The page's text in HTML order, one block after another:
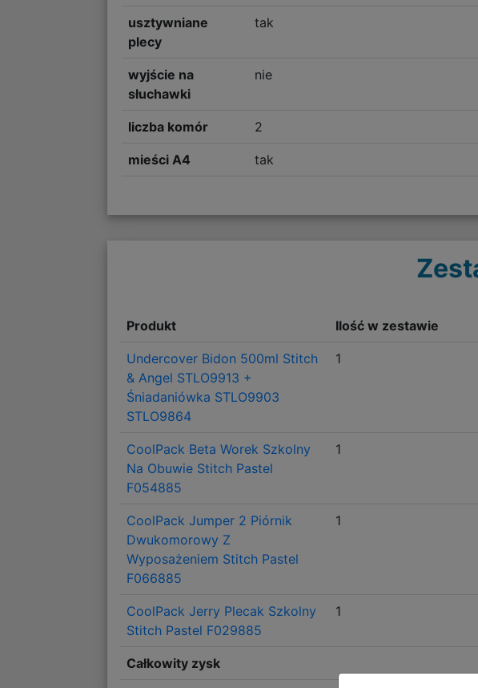
usztywniane
plecy
tak
wyjście na
słuchawki
nie
liczba komór 2
mieści A4 tak
Produkt Ilość w zestawie
Undercover Bidon 500ml Stitch
& Angel STLO9913 +
Śniadaniówka STLO9903
STLO9864
1
CoolPack Beta Worek Szkolny
Na Obuwie Stitch Pastel
F054885
1
CoolPack Jumper 2 Piórnik
Dwukomorowy Z
Wyposażeniem Stitch Pastel
F066885
1
CoolPack Jerry Plecak Szkolny
Stitch Pastel F029885
1
Całkowity zysk